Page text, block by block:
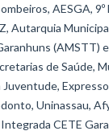
AESGA, 9º
Autarquia
(AMSTT)
de Saúde,
Expresso
Uninassau,
CETE